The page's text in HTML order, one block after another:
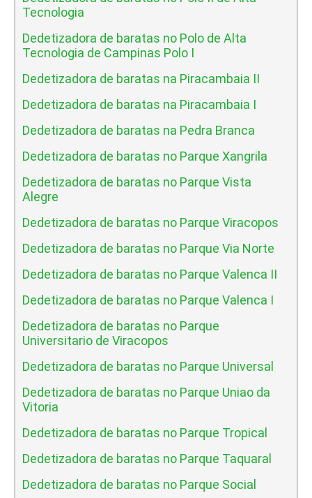
Tecnologia
Dedetizadora de baratas no Polo de Alta
Tecnologia de Campinas Polo I
Dedetizadora de baratas na Piracambaia II
Dedetizadora de baratas na Piracambaia I
Dedetizadora de baratas na Pedra Branca
Dedetizadora de baratas no Parque Xangrila
Dedetizadora de baratas no Parque Vista
Alegre
Dedetizadora de baratas no Parque Viracopos
Dedetizadora de baratas no Parque Via Norte
Dedetizadora de baratas no Parque Valenca II
Dedetizadora de baratas no Parque Valenca I
Dedetizadora de baratas no Parque
Universitario de Viracopos
Dedetizadora de baratas no Parque Universal
Dedetizadora de baratas no Parque Uniao da
Vitoria
Dedetizadora de baratas no Parque Tropical
Dedetizadora de baratas no Parque Taquaral
Dedetizadora de baratas no Parque Social